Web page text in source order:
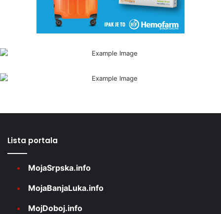
Lista portala
MojaSrpska.info
MojaBanjaLuka.info
MojDoboj.info